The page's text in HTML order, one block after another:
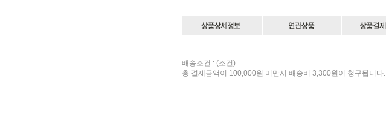
배송조건 : (조건)
총 결제금액이 100,000원 미만시 배송비 3,300원이 청구됩니다.